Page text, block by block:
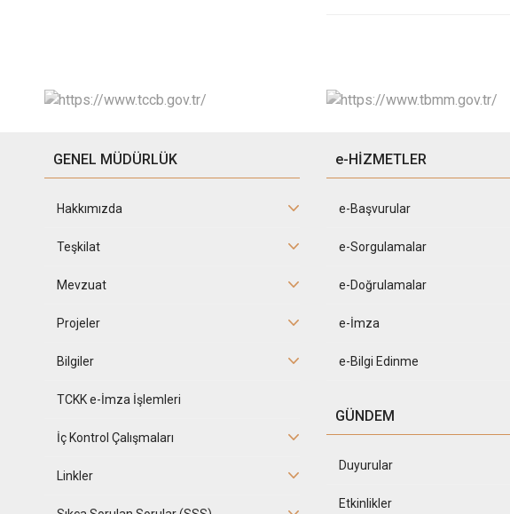
GENEL MÜDÜRLÜK
Hakkımızda
Teşkilat
Mevzuat
Projeler
Bilgiler
TCKK e-İmza İşlemleri
İç Kontrol Çalışmaları
Linkler
e-HİZMETLER
e-Başvurular
e-Sorgulamalar
e-Doğrulamalar
e-İmza
e-Bilgi Edinme
GÜNDEM
Duyurular
Etkinlikler